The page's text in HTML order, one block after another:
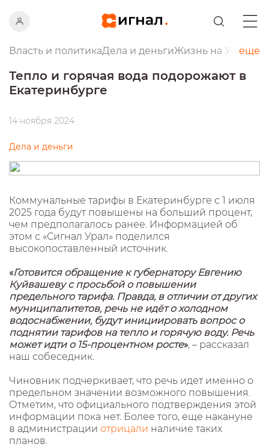
Власть и политикаДела и деньгиЖизнь на Урале
еще
Тепло и горячая вода подорожают в
Екатеринбурге
14 ноября 2024
Дела и деньги
Коммунальные тарифы в Екатеринбурге с 1 июля
2025 года будут повышены на больший процент,
чем предполагалось ранее. Информацией об
этом с «Сигнал Урал» поделился
высокопоставленный источник.
«Готовится обращение к губернатору Евгению
Куйвашеву с просьбой о повышении
предельного тарифа. Правда, в отличии от других
муниципалитетов, речь не идёт о холодном
водоснабжении, будут инициировать вопрос о
поднятии тарифов на тепло и горячую воду. Речь
может идти о 15-процентном росте», – рассказал
наш собеседник.
Чиновник подчеркивает, что речь идет именно о
предельном значении возможного повышения.
Отметим, что официального подтверждения этой
информации пока нет. Более того, еще накануне
в администрации отрицали наличие таких
планов.